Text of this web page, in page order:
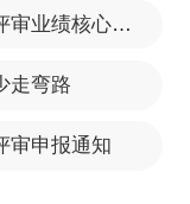
单位和其他组织
会计师、财会教
审业绩核心资料
走弯路
审申报通知